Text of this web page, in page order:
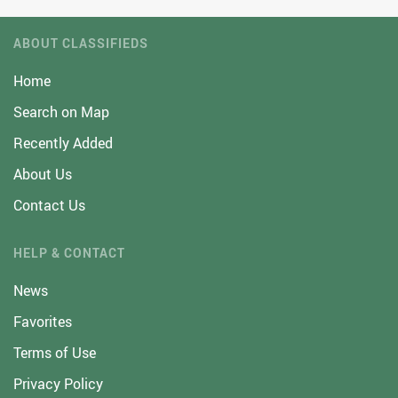
ABOUT CLASSIFIEDS
Home
Search on Map
Recently Added
About Us
Contact Us
HELP & CONTACT
News
Favorites
Terms of Use
Privacy Policy